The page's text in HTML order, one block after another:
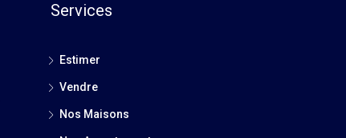
Services
Estimer
Vendre
Nos Maisons